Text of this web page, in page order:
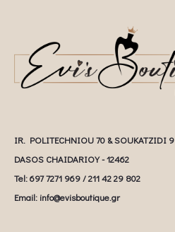
IR. POLITECHNIOU 70 & SOUKATZIDI 9
DASOS CHAIDARIOY - 12462
Tel: 697 7271 969 / 211 42 29 802
Email: info@evisboutique.gr